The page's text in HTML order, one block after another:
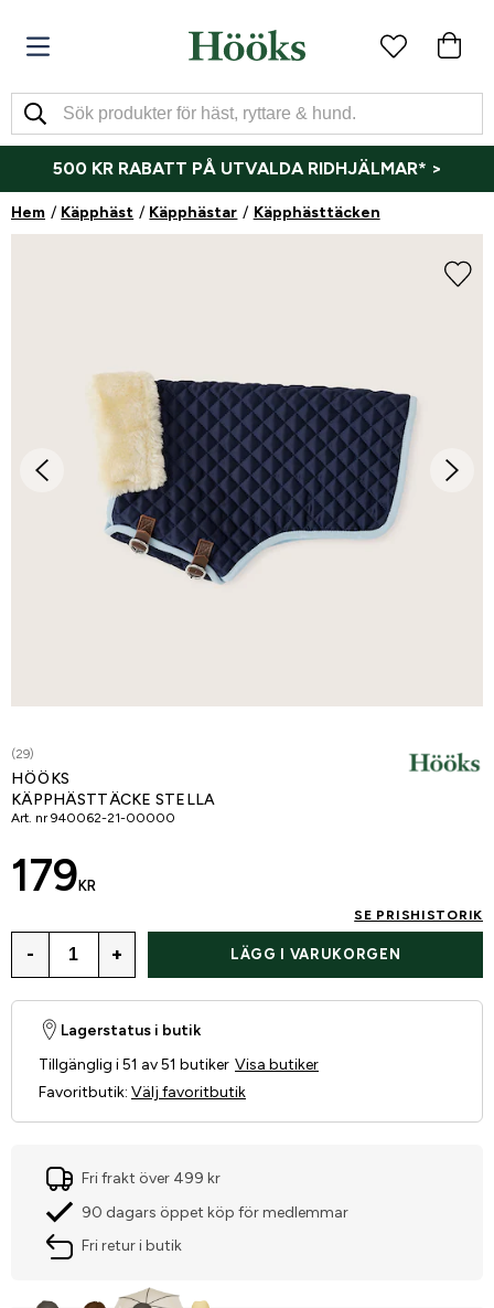
500 KR RABATT PÅ UTVALDA RIDHJÄLMAR* >
Hem Käpphäst Käpphästar Käpphästtäcken
(29)
HÖÖKS
KÄPPHÄSTTÄCKE STELLA
Art. nr 940062-21-00000
179 KR
SE PRISHISTORIK
- + LÄGG I VARUKORGEN
Lagerstatus i butik
Tillgänglig i 51 av 51 butiker Visa butiker
Favoritbutik: Välj favoritbutik
Fri frakt över 499 kr
90 dagars öppet köp för medlemmar
Fri retur i butik